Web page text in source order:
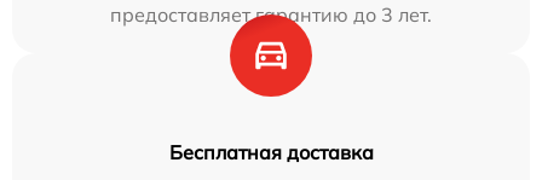
предоставляет гарантию до 3 лет.
Бесплатная доставка